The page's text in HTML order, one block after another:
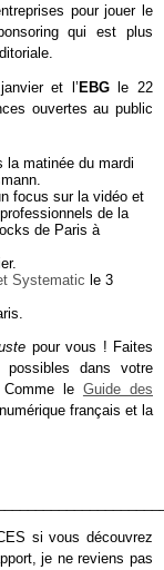
pour jouer le
qui est plus
et l’EBGle 22
ouvertes au public
la matinée du mardi
focus sur la vidéo et
professionnels de la
de Paris à
Systematic le 3
pour vous ! Faites
dans votre
le Guide des
français et la
si vous découvrez
je ne reviens pas